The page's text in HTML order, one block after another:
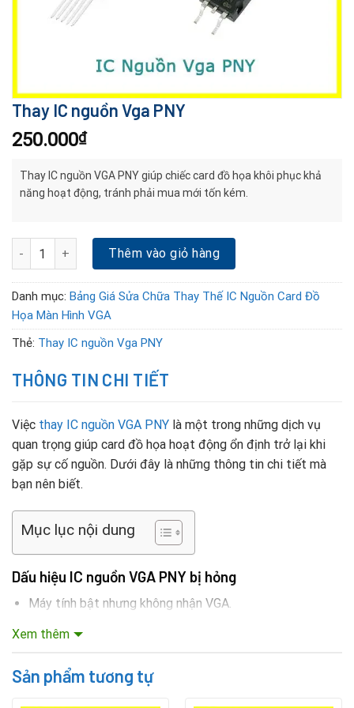
Thay IC nguồn Vga PNY
250.000₫
Thay IC nguồn VGA PNY giúp chiếc card đồ họa khôi phục khả
năng hoạt động, tránh phải mua mới tốn kém.
Thay IC nguồn Vga PNY số lượng
Thêm vào giỏ hàng
Danh mục: Bảng Giá Sửa Chữa Thay Thế IC Nguồn Card Đồ
Họa Màn Hình VGA
Thẻ: Thay IC nguồn Vga PNY
THÔNG TIN CHI TIẾT
Việc thay IC nguồn VGA PNY là một trong những dịch vụ
quan trọng giúp card đồ họa hoạt động ổn định trở lại khi
gặp sự cố nguồn. Dưới đây là những thông tin chi tiết mà
bạn nên biết.
Mục lục nội dung
Dấu hiệu IC nguồn VGA PNY bị hỏng
Máy tính bật nhưng không nhận VGA.
Màn hình xuất hiện tình trạng giật, lag, hình ảnh sai màu
Xem thêm
Sản phẩm tương tự